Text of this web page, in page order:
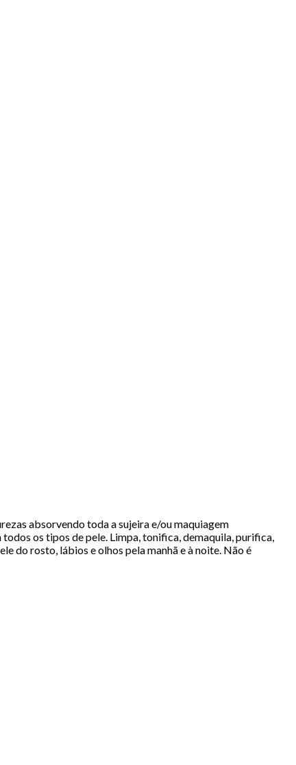
absorvendo toda a sujeira e/ou maquiagem
os tipos de pele. Limpa, tonifica, demaquila, purifica,
do rosto, lábios e olhos pela manhã e à noite. Não é